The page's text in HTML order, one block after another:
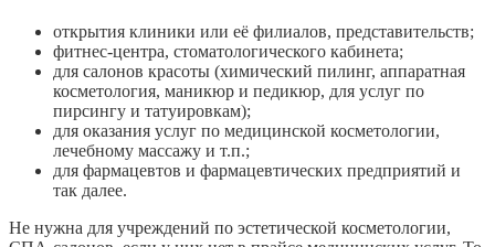
открытия клиники или её филиалов, представительств;
фитнес-центра, стоматологического кабинета;
для салонов красоты (химический пилинг, аппаратная
косметология, маникюр и педикюр, для услуг по
пирсингу и татуировкам);
для оказания услуг по медицинской косметологии,
лечебному массажу и т.п.;
для фармацевтов и фармацевтических предприятий и
так далее.
Не нужна для учреждений по эстетической косметологии,